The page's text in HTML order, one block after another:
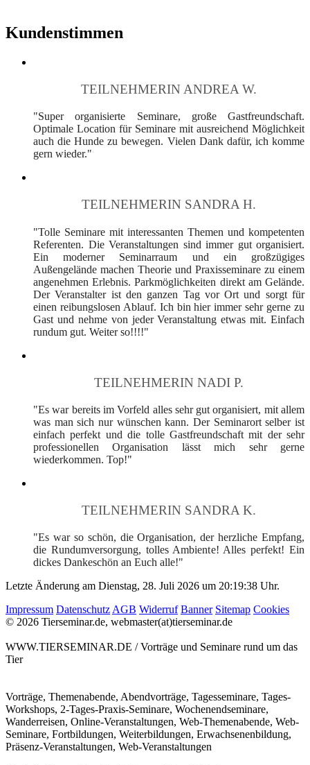
Kundenstimmen
TEILNEHMERIN ANDREA W.
"Super organisierte Seminare, große Gastfreundschaft.
Optimale Location für Seminare mit ausreichend Möglichkeit
auch die Hunde zu bewegen. Vielen Dank dafür, ich komme
gern wieder."
TEILNEHMERIN SANDRA H.
"Tolle Seminare mit interessanten Themen und kompetenten
Referenten. Die Veranstaltungen sind immer gut organisiert.
Ein moderner Seminarraum und ein großzügiges
Außengelände machen Theorie und Praxisseminare zu einem
angenehmen Erlebnis. Parkmöglichkeiten direkt am Gelände.
Der Veranstalter ist den ganzen Tag vor Ort und sorgt für
einen reibungslosen Ablauf. Ich bin hier immer sehr gerne zu
Gast und nehme von jeder Veranstaltung etwas mit. Einfach
rundum gut. Weiter so!!!!"
TEILNEHMERIN NADI P.
"Es war bereits im Vorfeld alles sehr gut organisiert, mit allem
was man sich nur wünschen kann. Der Seminarort selber ist
einfach perfekt und die tolle Gastfreundschaft mit der sehr
professionellen Organisation lässt mich sehr gerne
wiederkommen. Top!"
TEILNEHMERIN SANDRA K.
"Es war so schön, die Organisation, der herzliche Empfang,
die Rundumversorgung, tolles Ambiente! Alles perfekt! Ein
dickes Dankeschön an Euch alle!"
Letzte Änderung am Dienstag, 28. Juli 2026 um 20:19:38 Uhr.
Impressum DatenschutzAGB Widerruf Banner Sitemap Cookies
© 2026 Tierseminar.de, webmaster(at)tierseminar.de
WWW.TIERSEMINAR.DE / Vorträge und Seminare rund um das
Tier
Vorträge, Themenabende, Abendvorträge, Tagesseminare, Tages-
Workshops, 2-Tages-Praxis-Seminare, Wochenendseminare,
Wanderreisen, Online-Veranstaltungen, Web-Themenabende, Web-
Seminare, Fortbildungen, Weiterbildungen, Erwachsenenbildung,
Präsenz-Veranstaltungen, Web-Veranstaltungen